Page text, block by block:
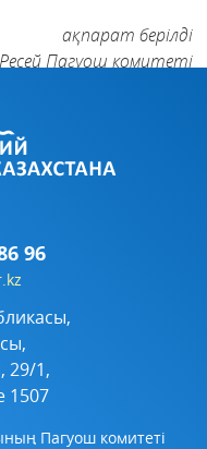
ақпарат берілді
Пагуош комитеті
96
29/1,
1507
Пагуош комитеті